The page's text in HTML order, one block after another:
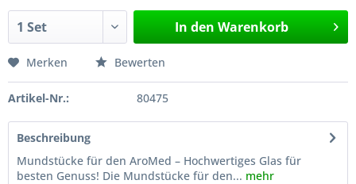
In den Warenkorb
Merken Bewerten
Artikel-Nr.: 80475
Beschreibung
Mundstücke für den AroMed – Hochwertiges Glas für
besten Genuss! Die Mundstücke für den... mehr